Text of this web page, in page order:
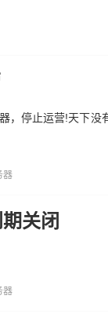
停止运营!天下没
器
关闭
器